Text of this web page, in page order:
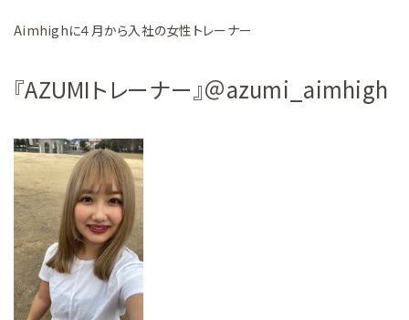
Aimhighに４月から入社の女性トレーナー
『AZUMIトレーナー』＠azumi_aimhigh